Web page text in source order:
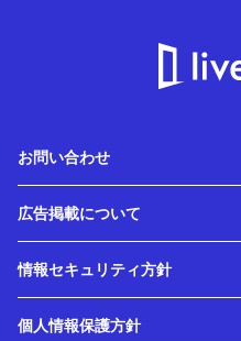
お問い合わせ
広告掲載について
情報セキュリティ方針
個人情報保護方針